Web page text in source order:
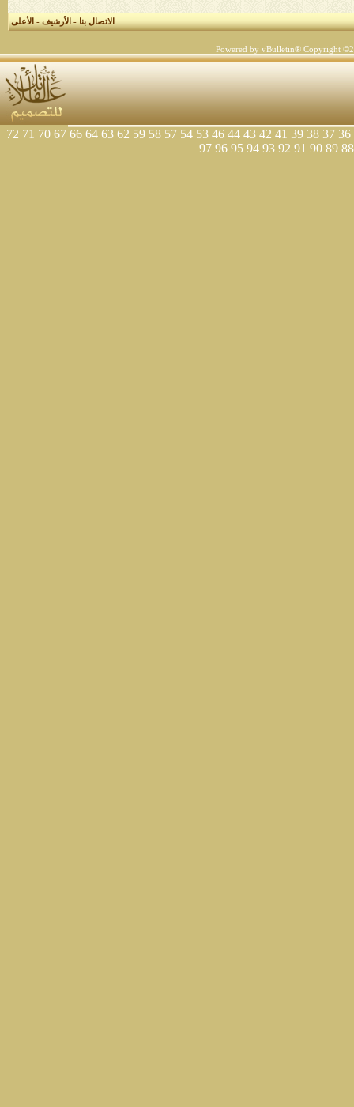
الاتصال بنا-الأرشيف-الأعلى
Powered by vBulletin® Copyright
36
37
38
39
41
42
43
44
46
53
54
57
58
59
62
63
64
66
67
70
71
72
88
89
90
91
92
93
94
95
96
97